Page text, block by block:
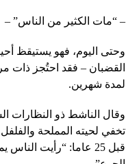
– “مات الكثير من الناس” –
وحتى اليوم، فهو يستيقظ
القضبان – فقد احتُجز ذات
لمدة شهرين.
وقال الناشط ذو النظارات
تخفي لحيته المملحة
قبل 25 عاما: “رأيت